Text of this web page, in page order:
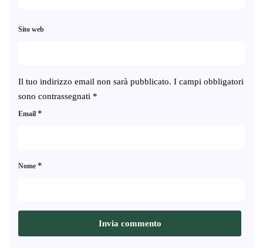
Il tuo indirizzo email non sarà pubblicato. I campi obbligatori
sono contrassegnati *
Nome *
Email *
Sito web